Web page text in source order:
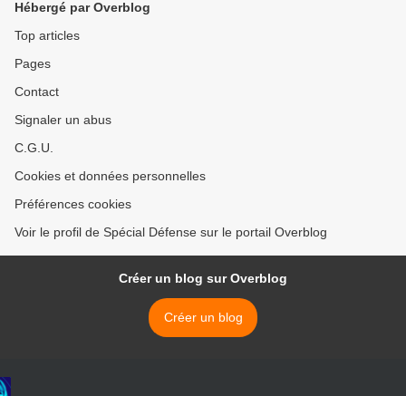
Hébergé par Overblog
Top articles
Pages
Contact
Signaler un abus
C.G.U.
Cookies et données personnelles
Préférences cookies
Voir le profil de Spécial Défense sur le portail Overblog
Créer un blog sur Overblog
Créer un blog